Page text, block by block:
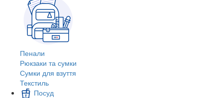
Пенали
Рюкзаки та сумки
Сумки для взуття
Текстиль
Посуд